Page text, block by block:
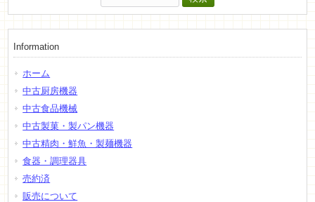
索:
Information
ホーム
中古厨房機器
中古食品機械
中古製菓・製パン機器
中古精肉・鮮魚・製麺機器
食器・調理器具
売約済
販売について